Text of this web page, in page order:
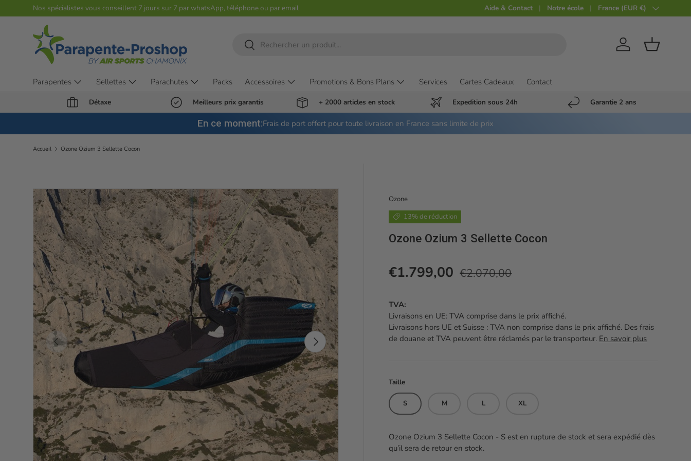
Aller au contenu
Nos spécialistes vous conseillent 7 jours sur 7 par whatsApp, téléphone ou par email Aide & Contact Notre école Pays
France (EUR €)
Recherche
Rechercher
Compte Panier
Parapentes Sellettes Parachutes Packs Accessoires Promotions & Bons Plans Services Cartes Cadeaux Contact
Détaxe Meilleurs prix garantis + 2000 articles en stock Expedition sous 24h Garantie 2 ans
En ce moment:Frais de port offert pour toute livraison en France sans limite de prix
Accueil Ozone Ozium 3 Sellette Cocon
Passer aux informations produits
Précédent Suivant
Ozone
13% de réduction
Ozone Ozium 3 Sellette Cocon
Prix soldé
€1.799,00 Prix habituel
€2.070,00
TVA:
Livraisons en UE: TVA comprise dans le prix affiché.
Livraisons hors UE et Suisse : TVA non comprise dans le prix affiché. Des frais
de douane et TVA peuvent être réclamés par le transporteur. En savoir plus
Taille
S M L XL
Ozone Ozium 3 Sellette Cocon - S est en rupture de stock et sera expédié dès
qu’il sera de retour en stock.